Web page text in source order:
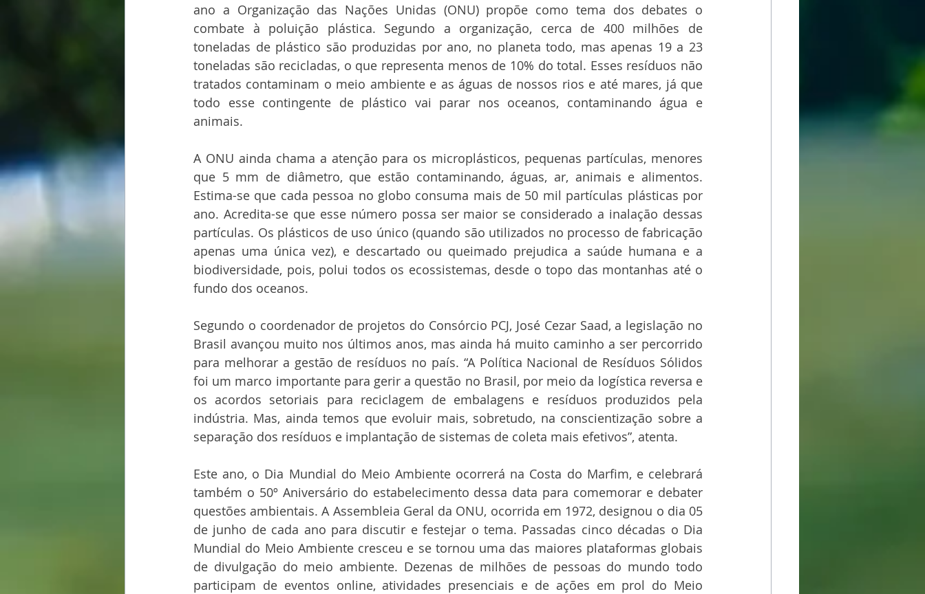
ano a Organização das Nações Unidas (ONU) propõe como tema dos debates o
combate à poluição plástica. Segundo a organização, cerca de 400 milhões de
toneladas de plástico são produzidas por ano, no planeta todo, mas apenas 19 a 23
toneladas são recicladas, o que representa menos de 10% do total. Esses resíduos não
tratados contaminam o meio ambiente e as águas de nossos rios e até mares, já que
todo esse contingente de plástico vai parar nos oceanos, contaminando água e
animais.
A ONU ainda chama a atenção para os microplásticos, pequenas partículas, menores
que 5 mm de diâmetro, que estão contaminando, águas, ar, animais e alimentos.
Estima-se que cada pessoa no globo consuma mais de 50 mil partículas plásticas por
ano. Acredita-se que esse número possa ser maior se considerado a inalação dessas
partículas. Os plásticos de uso único (quando são utilizados no processo de fabricação
apenas uma única vez), e descartado ou queimado prejudica a saúde humana e a
biodiversidade, pois, polui todos os ecossistemas, desde o topo das montanhas até o
fundo dos oceanos.
Segundo o coordenador de projetos do Consórcio PCJ, José Cezar Saad, a legislação no
Brasil avançou muito nos últimos anos, mas ainda há muito caminho a ser percorrido
para melhorar a gestão de resíduos no país. “A Política Nacional de Resíduos Sólidos
foi um marco importante para gerir a questão no Brasil, por meio da logística reversa e
os acordos setoriais para reciclagem de embalagens e resíduos produzidos pela
indústria. Mas, ainda temos que evoluir mais, sobretudo, na conscientização sobre a
separação dos resíduos e implantação de sistemas de coleta mais efetivos”, atenta.
Este ano, o Dia Mundial do Meio Ambiente ocorrerá na Costa do Marfim, e celebrará
também o 50º Aniversário do estabelecimento dessa data para comemorar e debater
questões ambientais. A Assembleia Geral da ONU, ocorrida em 1972, designou o dia 05
de junho de cada ano para discutir e festejar o tema. Passadas cinco décadas o Dia
Mundial do Meio Ambiente cresceu e se tornou uma das maiores plataformas globais
de divulgação do meio ambiente. Dezenas de milhões de pessoas do mundo todo
participam de eventos online, atividades presenciais e de ações em prol do Meio